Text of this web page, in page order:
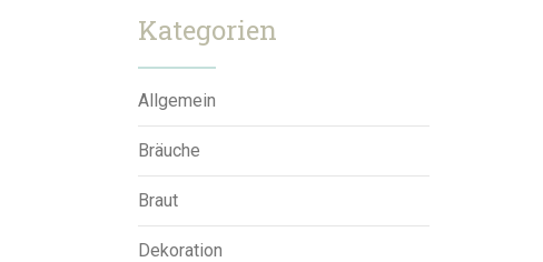
Kategorien
Allgemein
Bräuche
Braut
Dekoration